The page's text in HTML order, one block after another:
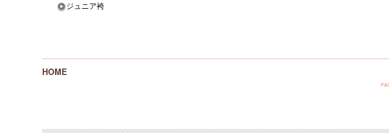
ジュニア袴
HOME